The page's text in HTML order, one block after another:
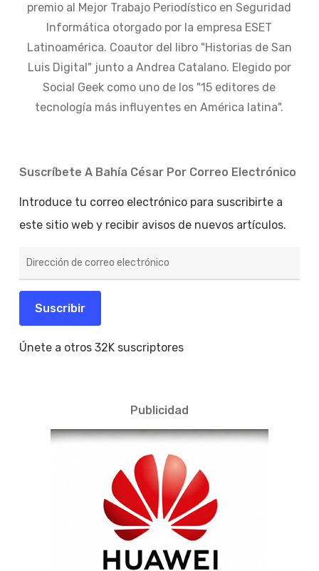
premio al Mejor Trabajo Periodístico en Seguridad
Informática otorgado por la empresa ESET
Latinoamérica. Coautor del libro "Historias de San
Luis Digital" junto a Andrea Catalano. Elegido por
Social Geek como uno de los "15 editores de
tecnología más influyentes en América latina".
Suscríbete A Bahía César Por Correo Electrónico
Introduce tu correo electrónico para suscribirte a
este sitio web y recibir avisos de nuevos artículos.
de
electrónico
Suscribir
Únete a otros 32K suscriptores
Publicidad